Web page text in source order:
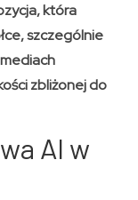
która
szczególnie
zbliżonej do
AI w